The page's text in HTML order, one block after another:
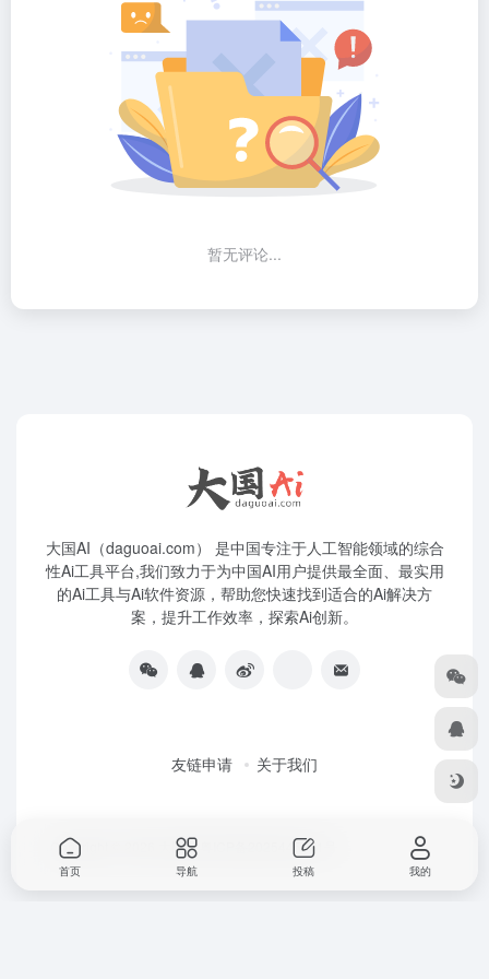
暂无评论...
大国AI（daguoai.com） 是中国专注于人工智能领域的综合
性Ai工具平台,我们致力于为中国AI用户提供最全面、最实用
的Ai工具与Ai软件资源，帮助您快速找到适合的Ai解决方
案，提升工作效率，探索Ai创新。
友链申请 关于我们
Copyright © 2026 大国Ai 粤ICP备2025445271号
首页 导航 投稿 我的